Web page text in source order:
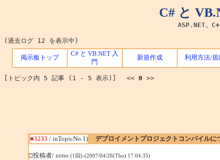
C# と
ASP.NET、
(過去ログ 12 を表示中)
掲示板トップ
C# と VB.NET 入
門
新規作成 利用方法/規
[トピック内 5 記事 (1 - 5 表示)] << 0 >>
■3233 / inTopicNo.1) デブロイメントプロジェクトコンパイルに
□投稿者/ zono (1回)-(2007/04/26(Thu) 17:04:35)